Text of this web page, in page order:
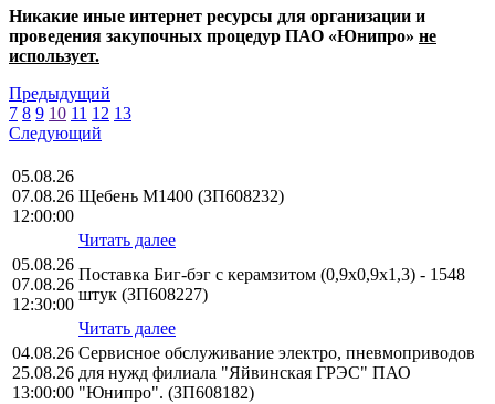
Никакие иные интернет ресурсы для организации и
проведения закупочных процедур ПАО «Юнипро» не
использует.
Предыдущий
7 8 9 10 11 12 13
Следующий
05.08.26
07.08.26
12:00:00
Щебень М1400 (ЗП608232)
Читать далее
05.08.26
07.08.26
12:30:00
Поставка Биг-бэг с керамзитом (0,9х0,9х1,3) - 1548
штук (ЗП608227)
Читать далее
04.08.26
25.08.26
13:00:00
Сервисное обслуживание электро, пневмоприводов
для нужд филиала "Яйвинская ГРЭС" ПАО
"Юнипро". (ЗП608182)